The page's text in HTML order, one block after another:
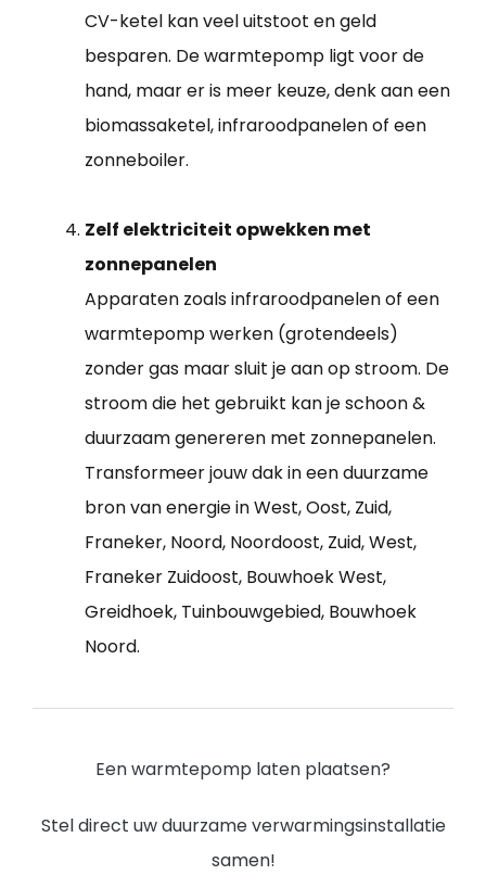
CV-ketel kan veel uitstoot en geld
besparen. De warmtepomp ligt voor de
hand, maar er is meer keuze, denk aan een
biomassaketel, infraroodpanelen of een
zonneboiler.
Zelf elektriciteit opwekken met
zonnepanelen
Apparaten zoals infraroodpanelen of een
warmtepomp werken (grotendeels)
zonder gas maar sluit je aan op stroom. De
stroom die het gebruikt kan je schoon &
duurzaam genereren met zonnepanelen.
Transformeer jouw dak in een duurzame
bron van energie in West, Oost, Zuid,
Franeker, Noord, Noordoost, Zuid, West,
Franeker Zuidoost, Bouwhoek West,
Greidhoek, Tuinbouwgebied, Bouwhoek
Noord.
Een warmtepomp laten plaatsen?
Stel direct uw duurzame verwarmingsinstallatie
samen!